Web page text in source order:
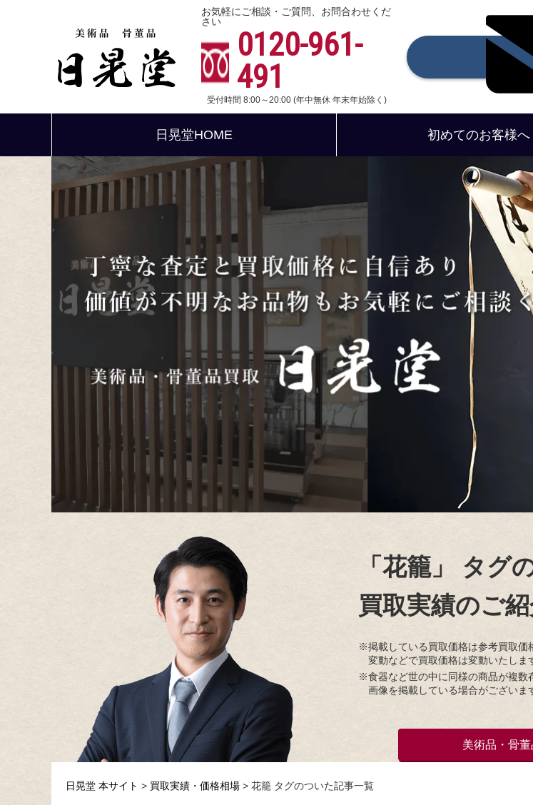
お気軽にご相談・ご質問、お問合わせくだ
さい
0120-961-
491
受付時間 8:00～20:00 (年中無休 年末年始除く)
日晃堂HOME 初めてのお客様へ
「花籠」
タグ
買取実績のご紹
※掲載している買取価格は参考買取価
変動などで買取価格は変動いたしま
※食器など世の中に同様の商品が複数
画像を掲載している場合がございま
美術品・骨
日晃堂 本サイト 買取実績・価格相場 花籠 タグのついた記事一覧